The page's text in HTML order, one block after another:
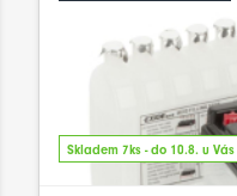
Skladem 7ks - do 10.8. u Vás